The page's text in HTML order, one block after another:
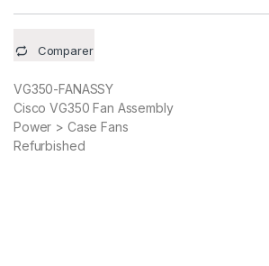
Comparer
VG350-FANASSY
Cisco VG350 Fan Assembly
Power > Case Fans
Refurbished